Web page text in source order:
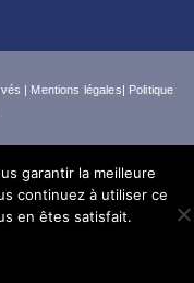
| Mentions légales| Politique
garantir la meilleure
continuez à utiliser ce
en êtes satisfait.